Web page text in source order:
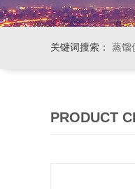
关键词搜索： 蒸馏
PRODUCT